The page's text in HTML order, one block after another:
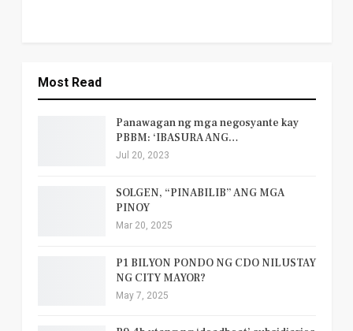
Most Read
Panawagan ng mga negosyante kay
PBBM: ‘IBASURA ANG…
Jul 20, 2023
SOLGEN, “PINABILIB” ANG MGA
PINOY
Mar 20, 2025
P1 BILYON PONDO NG CDO NILUSTAY
NG CITY MAYOR?
May 7, 2025